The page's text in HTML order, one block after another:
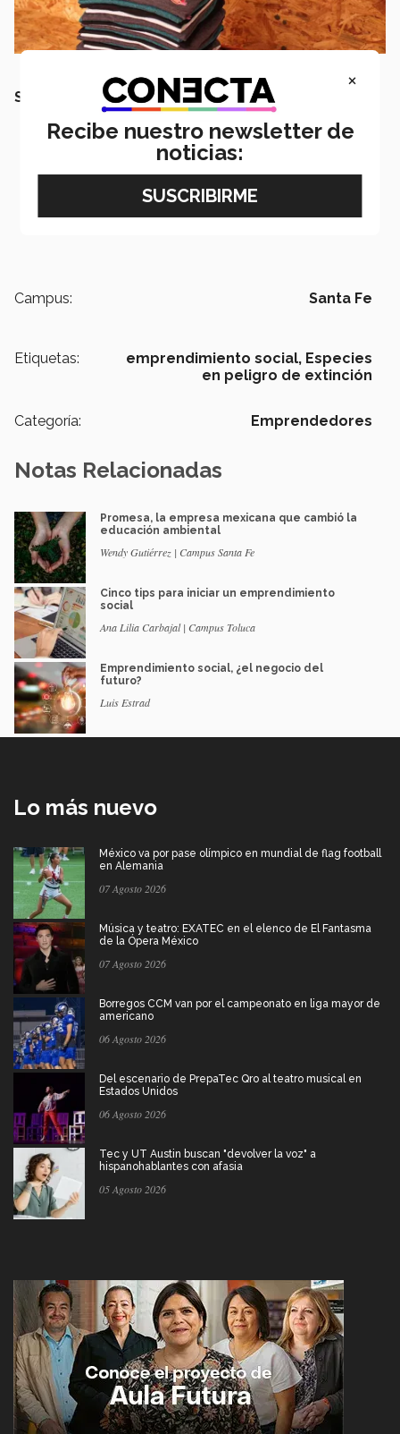
SEGURO QUERRÁS LEER TAMBIÉN:
Campus: Santa Fe
Etiquetas: emprendimiento social, Especies
en peligro de extinción
Categoría: Emprendedores
Notas Relacionadas
Promesa, la empresa mexicana que cambió la
educación ambiental
Wendy Gutiérrez | Campus Santa Fe
Cinco tips para iniciar un emprendimiento
social
Ana Lilia Carbajal | Campus Toluca
Emprendimiento social, ¿el negocio del
futuro?
Luis Estrad
Lo más nuevo
México va por pase olímpico en mundial de flag football
en Alemania
07 Agosto 2026
Música y teatro: EXATEC en el elenco de El Fantasma
de la Ópera México
07 Agosto 2026
Borregos CCM van por el campeonato en liga mayor de
americano
06 Agosto 2026
Del escenario de PrepaTec Qro al teatro musical en
Estados Unidos
06 Agosto 2026
Tec y UT Austin buscan "devolver la voz" a
hispanohablantes con afasia
05 Agosto 2026
×
Recibe nuestro newsletter de
noticias: